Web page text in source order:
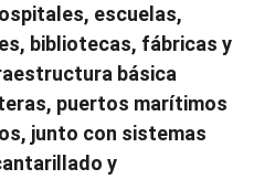
escuelas,
bibliotecas, fábricas y
básica
puertos marítimos
junto con sistemas
y